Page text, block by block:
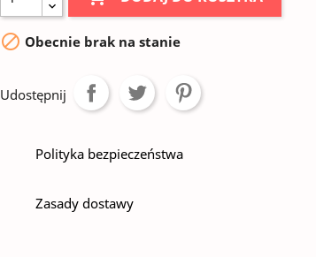
 Obecnie brak na stanie
Udostępnij
Polityka bezpieczeństwa
Zasady dostawy